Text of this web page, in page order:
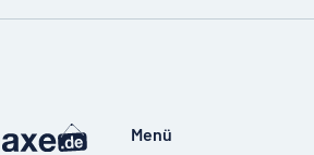
Menü